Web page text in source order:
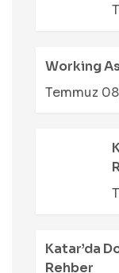
Working
Temmuz
Katar’da
Rehber